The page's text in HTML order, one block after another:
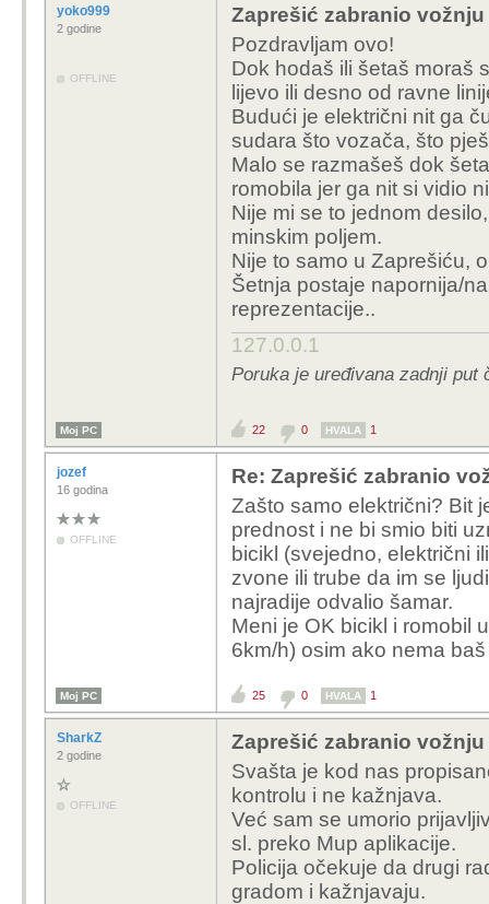
yoko999
2 godine
OFFLINE
Zaprešić zabranio
Pozdravljam ovo!
Dok hodaš ili šetaš moraš
lijevo ili desno od ravne
Budući je električni nit ga
sudara što vozača, što
Malo se razmašeš dok
romobila jer ga nit si vidio
Nije mi se to jednom
minskim poljem.
Nije to samo u Zaprešiću,
Šetnja postaje napornija/
reprezentacije..
127.0.0.1
Poruka je uređivana zadnji put
Moj PC 22 0 HVALA 1
jozef
16 godina
OFFLINE
Re: Zaprešić zabranio
Zašto samo električni? Bit
prednost i ne bi smio biti
bicikl (svejedno, električni
zvone ili trube da im se
najradije odvalio šamar.
Meni je OK bicikl i romobil
6km/h) osim ako nema
Moj PC 25 0 HVALA 1
SharkZ
2 godine
OFFLINE
Zaprešić zabranio
Svašta je kod nas
kontrolu i ne kažnjava.
Već sam se umorio
sl. preko Mup aplikacije.
Policija očekuje da drugi
gradom i kažnjavaju.